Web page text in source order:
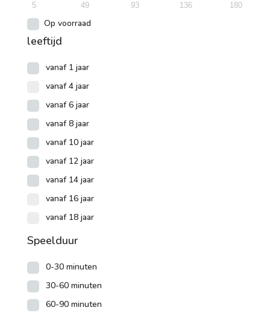
5 49 93 136 180
Op voorraad
leeftijd
vanaf 1 jaar
vanaf 4 jaar
vanaf 6 jaar
vanaf 8 jaar
vanaf 10 jaar
vanaf 12 jaar
vanaf 14 jaar
vanaf 16 jaar
vanaf 18 jaar
Speelduur
0-30 minuten
30-60 minuten
60-90 minuten